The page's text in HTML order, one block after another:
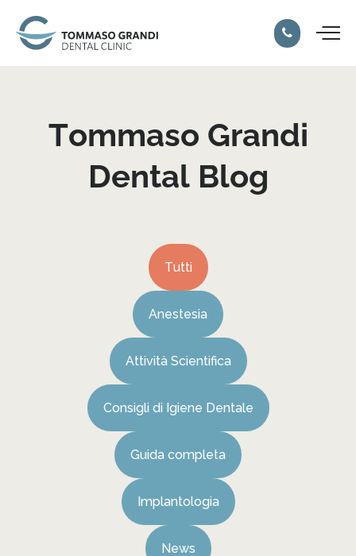
Tommaso Grandi
Dental Blog
Anestesia
Attività Scientifica
Consigli di Igiene Dentale
Guida completa
Implantologia
News
Tutti